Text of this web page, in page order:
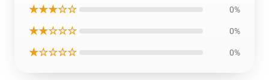
★★★☆☆ 0%
★★☆☆☆ 0%
★☆☆☆☆ 0%